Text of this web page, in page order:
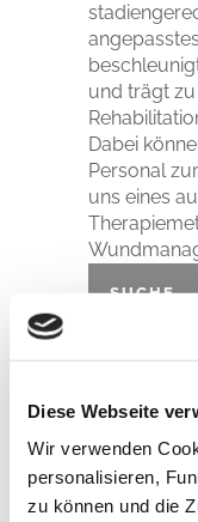
Diese Webseite
Wir verwenden
personalisieren,
zu können und die
und trägt
Dabei
Personal
uns eines
SUCHE